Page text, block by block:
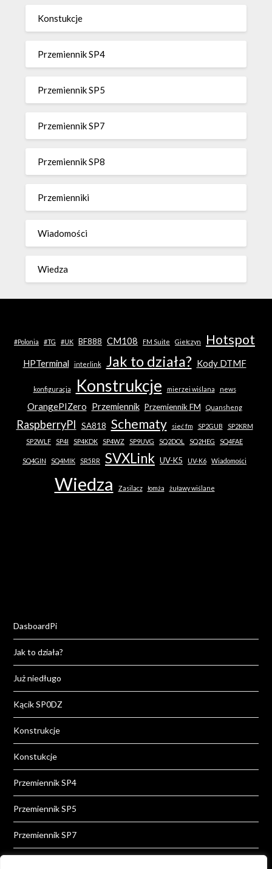
Konstukcje
Przemiennik SP4
Przemiennik SP5
Przemiennik SP7
Przemiennik SP8
Przemienniki
Wiadomości
Wiedza
#Polonia #TG #UK BF888 CM108 FM Suite Giełczyn Hotspot
HPTerminal interlink Jak to działa? Kody DTMF
konfiguracja Konstrukcje mierzei wiślana news
OrangePIZero Przemiennik Przemiennik FM Quansheng
RaspberryPI SA818 Schematy sieć fm SP2GUB
SP2KRM
SP2WLF
SP4I SP4KDK SP4WZ SP9UVG SQ2DOL SQ2HEG SQ4FAE
SQ4GIN SQ4MIK SR5RR SVXLink UV-K5 UV-K6 Wiadomości
Wiedza Zasilacz łomża żuławy wiślane
DasboardPi
Jak to działa?
Już niedługo
Kącik SP0DZ
Konstrukcje
Konstukcje
Przemiennik SP4
Przemiennik SP5
Przemiennik SP7